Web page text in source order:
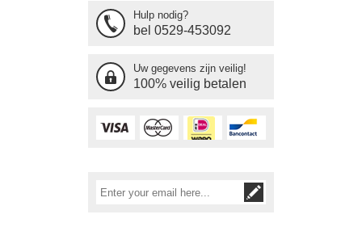
Hulp nodig?
bel 0529-453092
Uw gegevens zijn veilig!
100% veilig betalen